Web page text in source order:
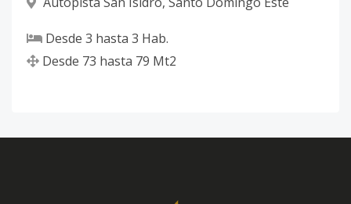
Desde 3 hasta 3 Hab.
Desde 73 hasta 79 Mt2